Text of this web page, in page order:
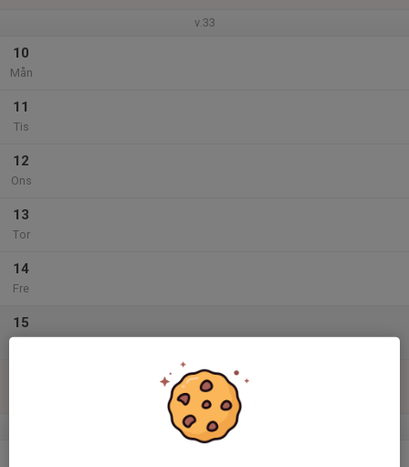
v.33
10
Mån
11
Tis
12
Ons
13
Tor
14
Fre
15
v.34